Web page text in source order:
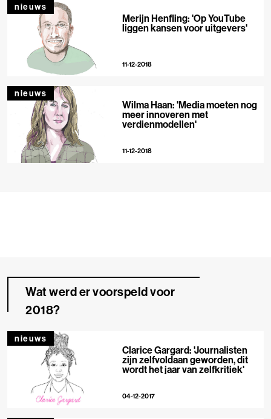
nieuws
Merijn Henfling: 'Op YouTube
liggen kansen voor uitgevers'
11-12-2018
nieuws
Wilma Haan: 'Media moeten nog
meer innoveren met
verdienmodellen'
11-12-2018
Wat werd er voorspeld voor
2018?
nieuws
Clarice Gargard: 'Journalisten
zijn zelfvoldaan geworden, dit
wordt het jaar van zelfkritiek'
04-12-2017